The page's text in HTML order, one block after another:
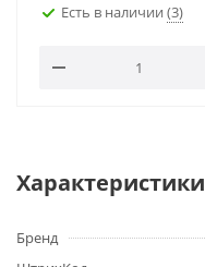
Есть в наличии (3)
Характеристики
Бренд